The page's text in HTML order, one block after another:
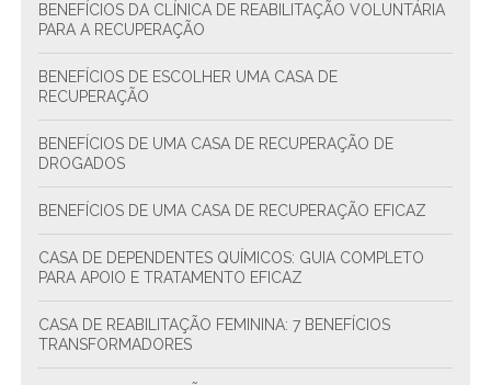
BENEFÍCIOS DA CLÍNICA DE REABILITAÇÃO VOLUNTÁRIA
PARA A RECUPERAÇÃO
BENEFÍCIOS DE ESCOLHER UMA CASA DE
RECUPERAÇÃO
BENEFÍCIOS DE UMA CASA DE RECUPERAÇÃO DE
DROGADOS
BENEFÍCIOS DE UMA CASA DE RECUPERAÇÃO EFICAZ
CASA DE DEPENDENTES QUÍMICOS: GUIA COMPLETO
PARA APOIO E TRATAMENTO EFICAZ
CASA DE REABILITAÇÃO FEMININA: 7 BENEFÍCIOS
TRANSFORMADORES